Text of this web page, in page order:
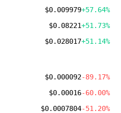
$0.009979+57.64%
$0.08221+51.73%
$0.028017+51.14%
$0.000092-89.17%
$0.00016-60.00%
$0.0007804-51.20%